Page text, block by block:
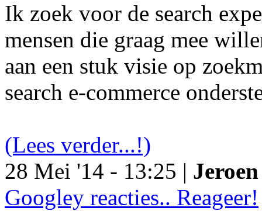
Ik zoek voor de search
mensen die graag mee
aan een stuk visie op
search e-commerce
(Lees verder...!)
28 Mei '14 - 13:25 |
Googley reacties.. Reageer!